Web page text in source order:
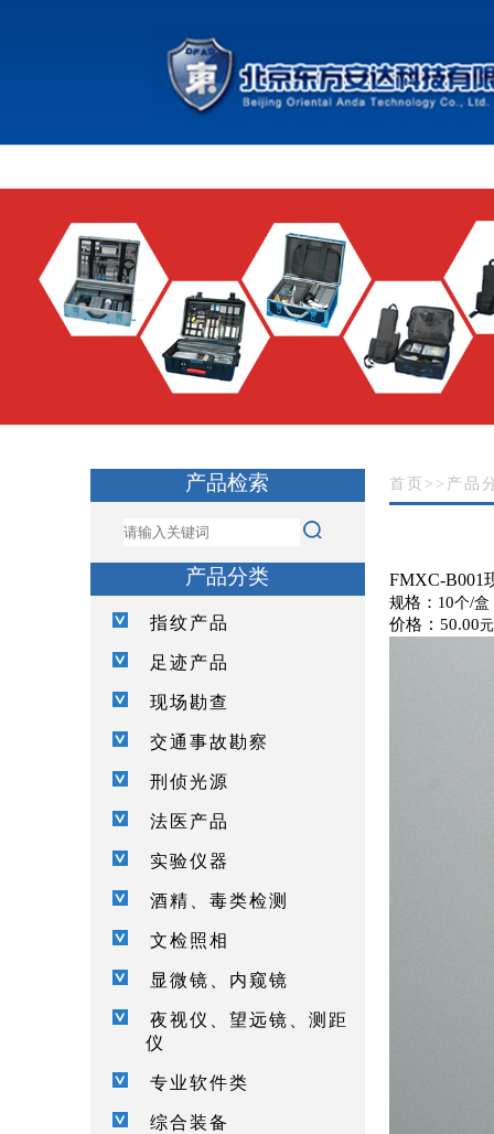
产品检索
产品分类
指纹产品
足迹产品
现场勘查
交通事故勘察
刑侦光源
法医产品
实验仪器
酒精、毒类检测
文检照相
显微镜、内窥镜
夜视仪、望远镜、测距
仪
专业软件类
综合装备
首页 >> 产品
FMXC-B001
规格 ： 10个/盒
价格 ： 50.00元